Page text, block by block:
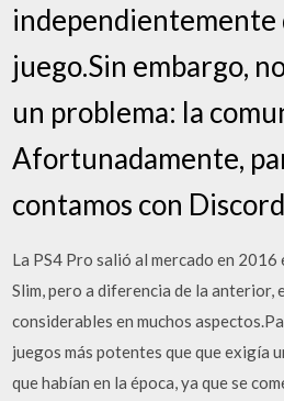
independientemente
juego.Sin embargo,
un problema: la
Afortunadamente,
contamos con
La PS4 Pro salió al mercado en 2016
Slim, pero a diferencia de la anterior,
considerables en muchos
juegos más potentes que que exigía
que habían en la época, ya que se